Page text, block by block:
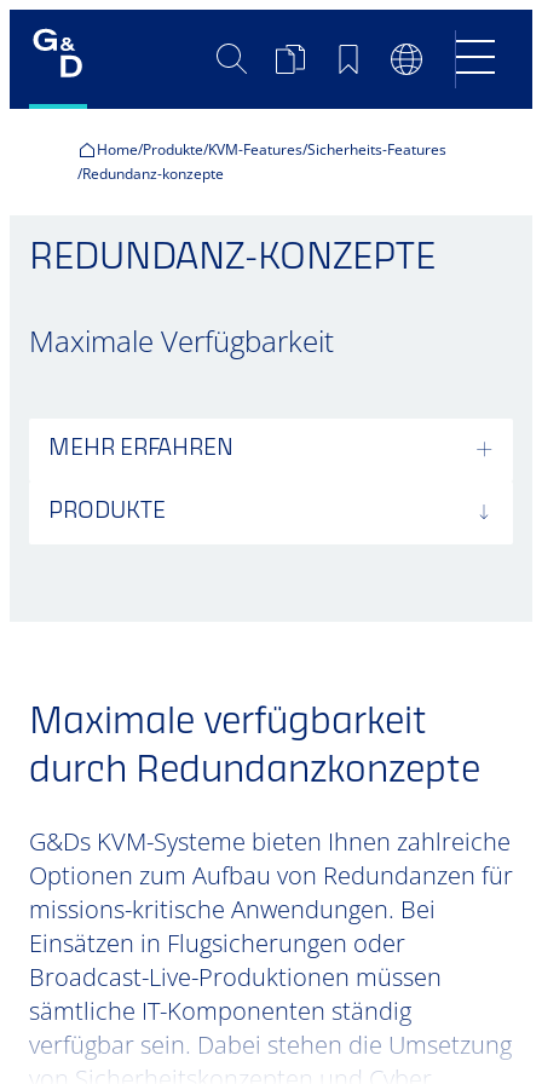
SucheProduktvergleich
Merkliste
Home Produkte KVM-Features Sicherheits-Features
Redundanz-konzepte
REDUNDANZ-KONZEPTE
Maximale Verfügbarkeit
MEHR ERFAHREN
PRODUKTE
Maximale verfügbarkeit
durch Redundanzkonzepte
G&Ds KVM-Systeme bieten Ihnen zahlreiche
Optionen zum Aufbau von Redundanzen für
missions-kritische Anwendungen. Bei
Einsätzen in Flugsicherungen oder
Broadcast-Live-Produktionen müssen
sämtliche IT-Komponenten ständig
verfügbar sein. Dabei stehen die Umsetzung